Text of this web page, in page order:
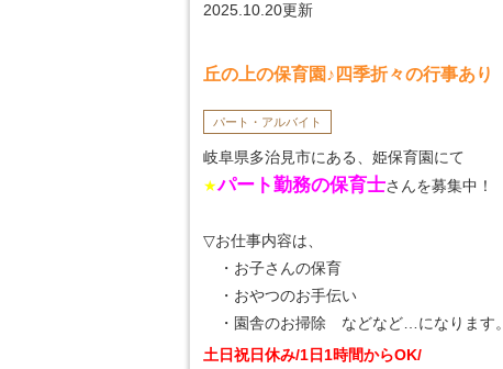
2025.10.20更新
丘の上の保育園♪四季折々の行事あり
パート・アルバイト
岐阜県多治見市にある、姫保育園にて
★パート勤務の保育士さんを募集中！
▽お仕事内容は、
・お子さんの保育
・おやつのお手伝い
・園舎のお掃除 などなど…になります。
土日祝日休み/1日1時間からOK/